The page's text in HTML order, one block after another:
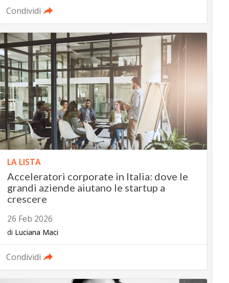
Condividi
LA LISTA
Acceleratori corporate in Italia: dove le
grandi aziende aiutano le startup a
crescere
26 Feb 2026
di Luciana Maci
Condividi